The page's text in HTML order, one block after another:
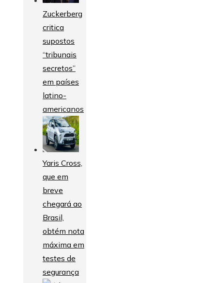
Zuckerberg
critica
supostos
“tribunais
secretos”
em países
latino-
americanos
Yaris Cross,
que em
breve
chegará ao
Brasil,
obtém nota
máxima em
testes de
segurança